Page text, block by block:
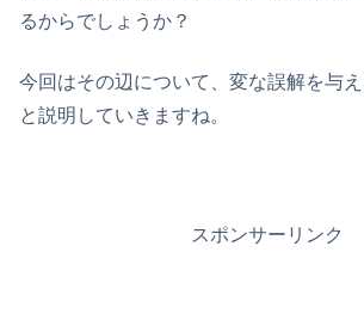
るからでしょうか？
今回はその辺について、変な誤解を与
と説明していきますね。
スポンサーリンク